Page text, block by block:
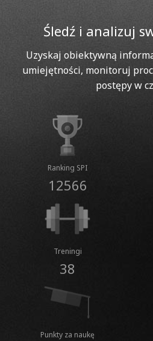
Śledź i analizuj
Uzyskaj obiektywną
umiejętności, monitoruj
postępy w
Ranking SPI
12566
Treningi
38
Punkty za naukę